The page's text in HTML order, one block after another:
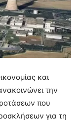
και
την
που
για τη